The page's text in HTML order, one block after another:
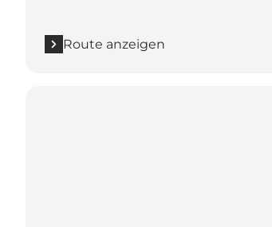
Route anzeigen